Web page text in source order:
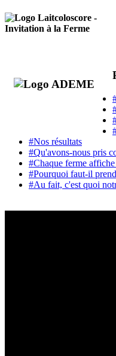
#Nos résultats
#Qu'avons-nous pris
#Chaque ferme
#Pourquoi faut-il
#Au fait, c'est quoi